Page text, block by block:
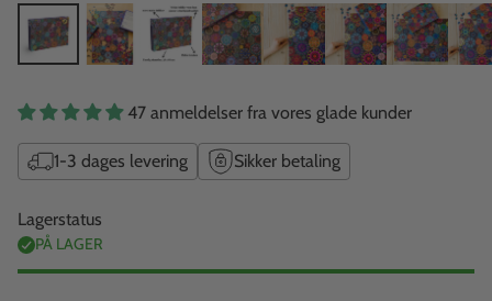
47 anmeldelser fra vores glade kunder
1-3 dages levering Sikker betaling
Lagerstatus
PÅ LAGER